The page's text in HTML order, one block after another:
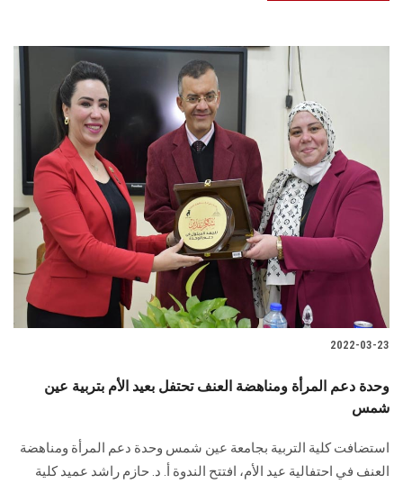
2022-03-23
وحدة دعم المرأة ومناهضة العنف تحتفل بعيد الأم بتربية عين
شمس
استضافت كلية التربية بجامعة عين شمس وحدة دعم المرأة ومناهضة
العنف في احتفالية عيد الأم، افتتح الندوة أ. د. حازم راشد عميد كلية